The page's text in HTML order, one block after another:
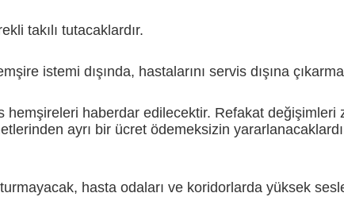
takılı tutacaklardır.
istemi dışında, hastalarını servis dışına
haberdar edilecektir. Refakat değişimleri
ayrı bir ücret ödemeksizin
hasta odaları ve koridorlarda yüksek